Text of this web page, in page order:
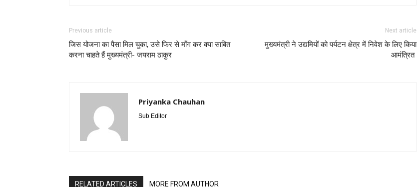
Previous article
जिस योजना का पैसा मिल चुका, उसे फिर से माँग कर क्या साबित
करना चाहते हैं मुख्यमंत्री- जयराम ठाकुर
Next article
मुख्यमंत्री ने उद्यमियों को पर्यटन क्षेत्र में निवेश के लिए किया
आमंत्रित
Priyanka Chauhan
Sub Editor
RELATED ARTICLES MORE FROM AUTHOR